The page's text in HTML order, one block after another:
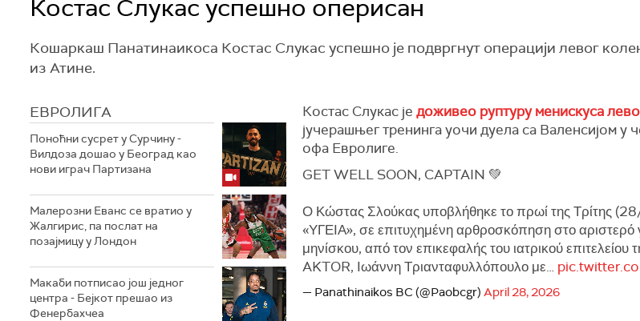
Костас Слукас успешно оперисан
Кошаркаш Панатинаикоса Костас Слукас успешно је подвргнут операцији левог
из Атине.
ЕВРОЛИГА
Поноћни сусрет у Сурчину -
Вилдоза дошао у Београд као
нови играч Партизана
Малерозни Еванс се вратио у
Жалгирис, па послат на
позајмицу у Лондон
Макаби потписао још једног
центра - Бејкот прешао из
Фенербахчеа
Костас Слукас је доживео руптуру менискуса
јучерашњег тренинга уочи дуела са Валенсијом у
офа Евролиге.
GET WELL SOON, CAPTAIN 💚
Ο Κώστας Σλούκας υποβλήθηκε το πρωί της Τρίτης
«ΥΓΕΙΑ», σε επιτυχημένη αρθροσκόπηση στο
μηνίσκου, από τον επικεφαλής του ιατρικού
AKTOR, Ιωάννη Τριανταφυλλόπουλο με…
— Panathinaikos BC (@Paobcgr) April 28, 2026